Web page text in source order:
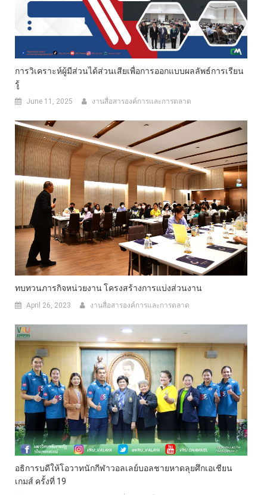
การวิเคราะห์ผู้มีส่วนได้ส่วนเสียเพื่อการออกแบบผลลัพธ์การเรียน
รู้
June 11, 2025 งานสื่อสารองค์การและการตลาด
ทบทวนภารกิจหน่วยงาน โครงสร้างการแบ่งส่วนงาน
April 26, 2023 งานสื่อสารองค์การและการตลาด
อธิการบดีให้โอวาทนักกีฬาวอลเลย์บอลชายหาดลุยศึกเอเชียน
เกมส์ ครั้งที่ 19